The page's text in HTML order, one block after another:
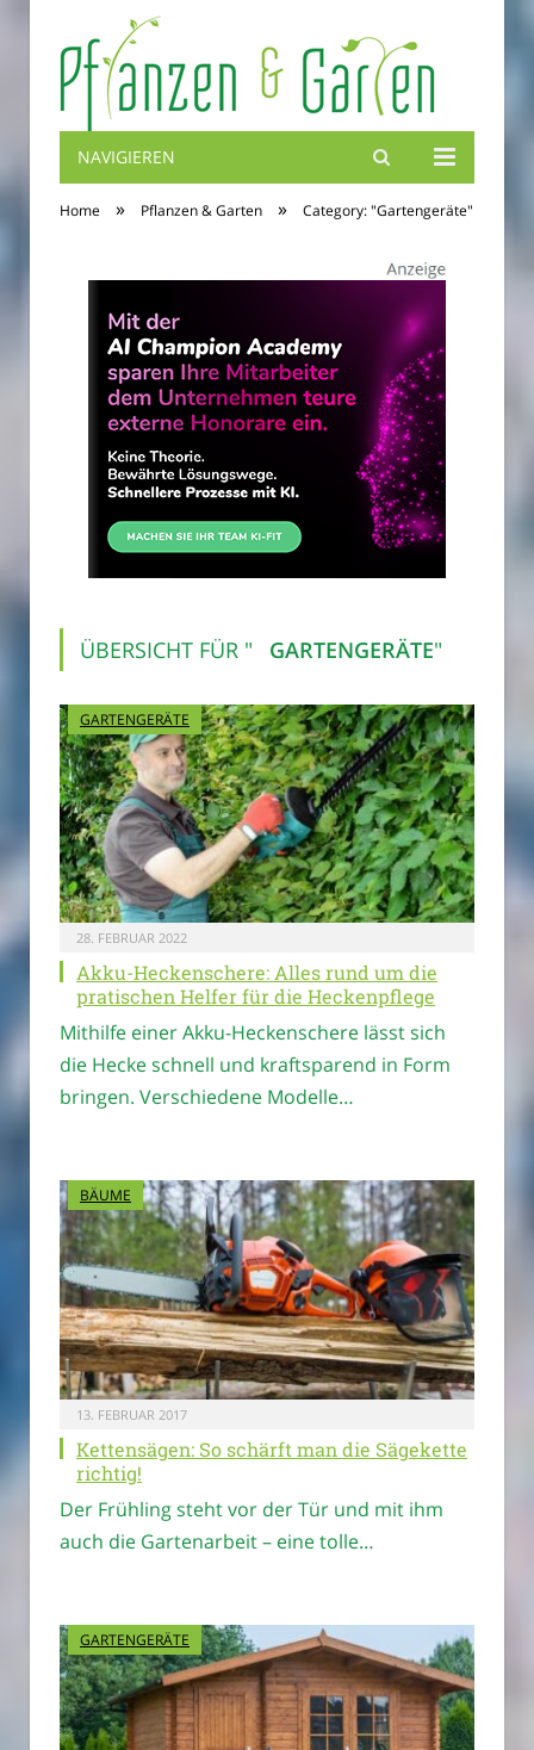
Blumenbibel
NAVIGIEREN
Home » Pflanzen & Garten » Category: "Gartengeräte"
ÜBERSICHT FÜR " GARTENGERÄTE"
GARTENGERÄTE
28. FEBRUAR 2022
Akku-Heckenschere: Alles rund um die
pratischen Helfer für die Heckenpflege
Mithilfe einer Akku-Heckenschere lässt sich
die Hecke schnell und kraftsparend in Form
bringen. Verschiedene Modelle…
BÄUME
13. FEBRUAR 2017
Kettensägen: So schärft man die Sägekette
richtig!
Der Frühling steht vor der Tür und mit ihm
auch die Gartenarbeit – eine tolle…
GARTENGERÄTE